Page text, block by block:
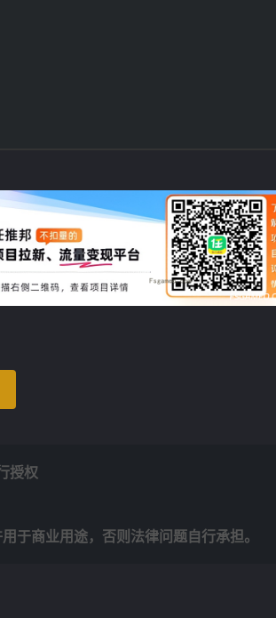
授权
商业用途，否则法律问题自行承担。